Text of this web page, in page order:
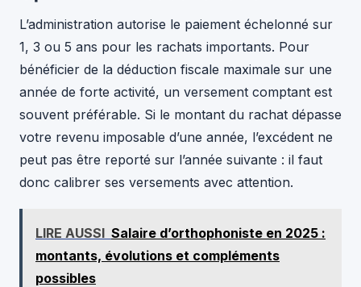
L’administration autorise le paiement échelonné sur
1, 3 ou 5 ans pour les rachats importants. Pour
bénéficier de la déduction fiscale maximale sur une
année de forte activité, un versement comptant est
souvent préférable. Si le montant du rachat dépasse
votre revenu imposable d’une année, l’excédent ne
peut pas être reporté sur l’année suivante : il faut
donc calibrer ses versements avec attention.
LIRE AUSSI Salaire d’orthophoniste en 2025 :
montants, évolutions et compléments
possibles